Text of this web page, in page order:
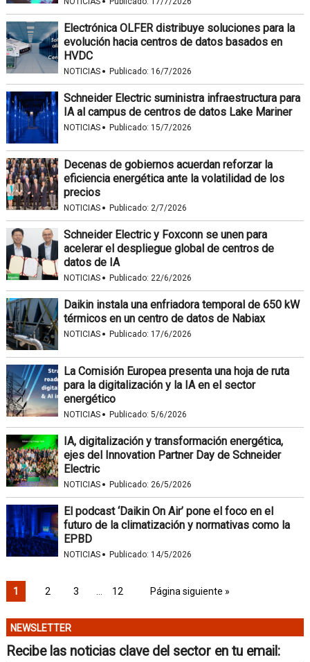
Electrónica OLFER distribuye soluciones para la
evolución hacia centros de datos basados en
HVDC
NOTICIAS · Publicado: 16/7/2026
Schneider Electric suministra infraestructura para
IA al campus de centros de datos Lake Mariner
NOTICIAS · Publicado: 15/7/2026
Decenas de gobiernos acuerdan reforzar la
eficiencia energética ante la volatilidad de los
precios
NOTICIAS · Publicado: 2/7/2026
Schneider Electric y Foxconn se unen para
acelerar el despliegue global de centros de
datos de IA
NOTICIAS · Publicado: 22/6/2026
Daikin instala una enfriadora temporal de 650 kW
térmicos en un centro de datos de Nabiax
NOTICIAS · Publicado: 17/6/2026
La Comisión Europea presenta una hoja de ruta
para la digitalización y la IA en el sector
energético
NOTICIAS · Publicado: 5/6/2026
IA, digitalización y transformación energética,
ejes del Innovation Partner Day de Schneider
Electric
NOTICIAS · Publicado: 26/5/2026
El podcast ‘Daikin On Air’ pone el foco en el
futuro de la climatización y normativas como la
EPBD
NOTICIAS · Publicado: 14/5/2026
1 2 3 12 Página siguiente »
NEWSLETTER
Recibe las noticias clave del sector en tu email: